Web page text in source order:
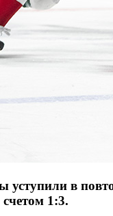
уступили в
счетом 1:3.